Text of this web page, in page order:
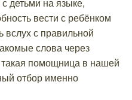
вести с ребёнком
вслух с правильной
слова через
такая помощница в нашей
отбор именно